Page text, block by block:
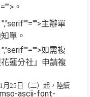
。
","serif""="">主辦單
單。
","serif""="">如需複
蓮分社」申請複
月 25 日（二）起，陸續
ascii-font-